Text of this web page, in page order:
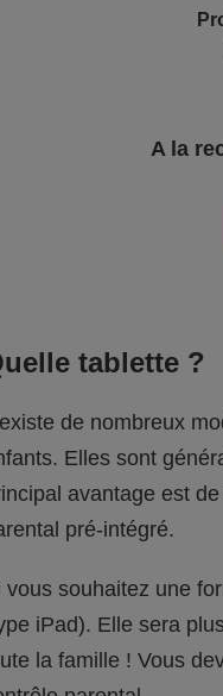
A la
tablette ?
de nombreux
Elles sont
avantage est
pré-intégré.
vous souhaitez une
iPad). Elle sera
la famille ! Vous